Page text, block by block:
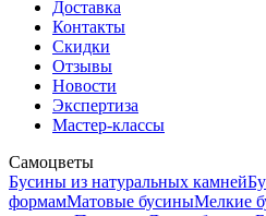
Доставка
Контакты
Скидки
Отзывы
Новости
Экспертиза
Мастер-классы
Самоцветы
Бусины из натуральных камней
формамМатовые бусиныМелкие